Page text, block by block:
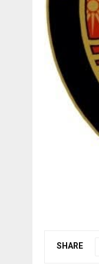
SHARE